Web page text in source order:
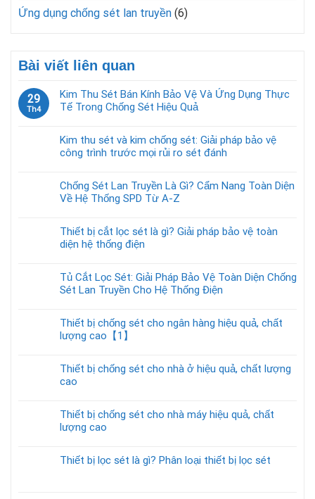
Ứng dụng chống sét lan truyền (6)
Bài viết liên quan
29
Th4
Kim Thu Sét Bán Kính Bảo Vệ Và Ứng Dụng Thực
Tế Trong Chống Sét Hiệu Quả
Kim thu sét và kim chống sét: Giải pháp bảo vệ
công trình trước mọi rủi ro sét đánh
Chống Sét Lan Truyền Là Gì? Cẩm Nang Toàn Diện
Về Hệ Thống SPD Từ A-Z
Thiết bị cắt lọc sét là gì? Giải pháp bảo vệ toàn
diện hệ thống điện
Tủ Cắt Lọc Sét: Giải Pháp Bảo Vệ Toàn Diện Chống
Sét Lan Truyền Cho Hệ Thống Điện
Thiết bị chống sét cho ngân hàng hiệu quả, chất
lượng cao【1】
Thiết bị chống sét cho nhà ở hiệu quả, chất lượng
cao
Thiết bị chống sét cho nhà máy hiệu quả, chất
lượng cao
Thiết bị lọc sét là gì? Phân loại thiết bị lọc sét